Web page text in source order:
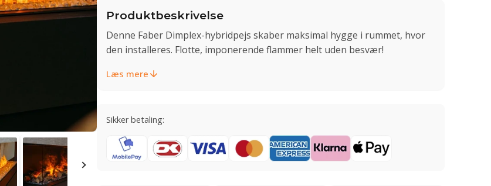
Produktbeskrivelse
Denne Faber Dimplex-hybridpejs skaber maksimal hygge i rummet, hvor
den installeres. Flotte, imponerende flammer helt uden besvær!
Læs mere
Sikker betaling: